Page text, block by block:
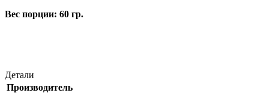
Вес порции: 60 гр.
Детали
Производитель